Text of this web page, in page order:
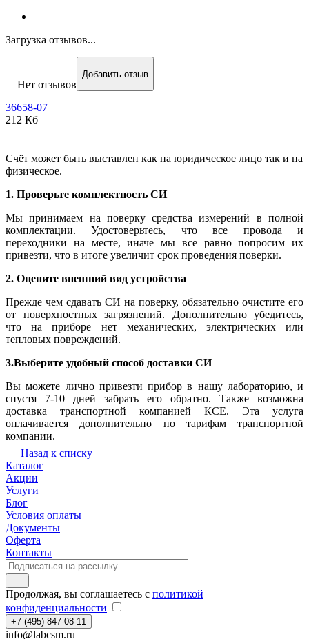
Загрузка отзывов...
Нет отзывов
Добавить отзыв
36658-07
212 Кб
Счёт может быть выставлен как на юридическое лицо так и на
физическое.
1. Проверьте комплектность СИ
Мы принимаем на поверку средства измерений в полной
комплектации. Удостоверьтесь, что все провода и
переходники на месте, иначе мы все равно попросим их
привезти, что в итоге увеличит срок проведения поверки.
2. Оцените внешний вид устройства
Прежде чем сдавать СИ на поверку, обязательно очистите его
от поверхностных загрязнений. Дополнительно убедитесь,
что на приборе нет механических, электрических или
тепловых повреждений.
3.Выберите удобный способ доставки СИ
Вы можете лично привезти прибор в нашу лабораторию, и
спустя 7-10 дней забрать его обратно. Также возможна
доставка транспортной компанией КСЕ. Эта услуга
оплачивается дополнительно по тарифам транспортной
компании.
Назад к списку
Каталог
Акции
Услуги
Блог
Условия оплаты
Документы
Оферта
Контакты
Продолжая, вы соглашаетесь с политикой
конфиденциальности
+7 (495) 847-08-11
info@labcsm.ru